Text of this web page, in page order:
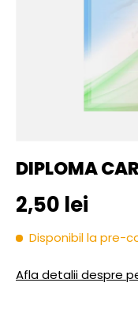
DIPLOMA
Pret initial
2,50 lei
Disponibil la pre-
Afla detalii despre